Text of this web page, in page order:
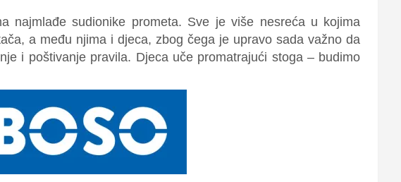
najmlađe sudionike prometa. Sve je više nesreća u kojima
a među njima i djeca, zbog čega je upravo sada važno da
i poštivanje pravila. Djeca uče promatrajući stoga – budimo